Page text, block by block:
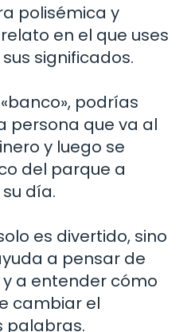
polisémica y
en el que uses
significados.
podrías
persona que va al
y luego se
del parque a
día.
es divertido, sino
a pensar de
a entender cómo
cambiar el
palabras.